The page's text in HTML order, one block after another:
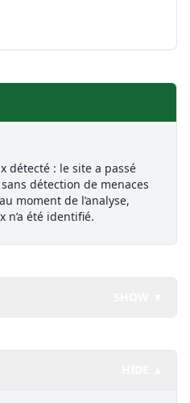
détecté : le site a passé
détection de menaces
moment de l’analyse,
n’a été identifié.